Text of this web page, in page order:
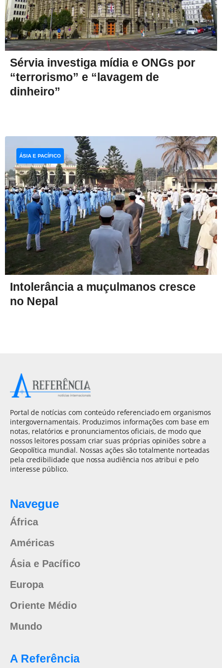
Sérvia investiga mídia e ONGs por
“terrorismo” e “lavagem de
dinheiro”
Intolerância a muçulmanos cresce
no Nepal
ÁSIA E PACÍFICO
Portal de notícias com conteúdo referenciado em organismos
intergovernamentais. Produzimos informações com base em
notas, relatórios e pronunciamentos oficiais, de modo que
nossos leitores possam criar suas próprias opiniões sobre a
Geopolítica mundial. Nossas ações são totalmente norteadas
pela credibilidade que nossa audiência nos atribui e pelo
interesse público.
Navegue
África
Américas
Ásia e Pacífico
Europa
Oriente Médio
Mundo
A Referência